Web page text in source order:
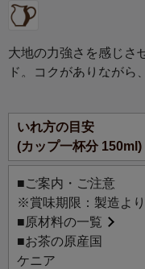
大地の力強さを感じさ
ド。コクがありながら
印象です。ストレー
ケニアを中心としてア
のアフリカのお茶の多
ョンで取引されます。
ニアの国境にある、ア
です。「キリマンジャ
有名ですが、「アフリ
めて名づけました。
いれ方の目安
(カップ一杯分 150ml)
■ご案内・ご注意
※賞味期限：製造よ
■原材料の一覧
■お茶の原産国
ケニア